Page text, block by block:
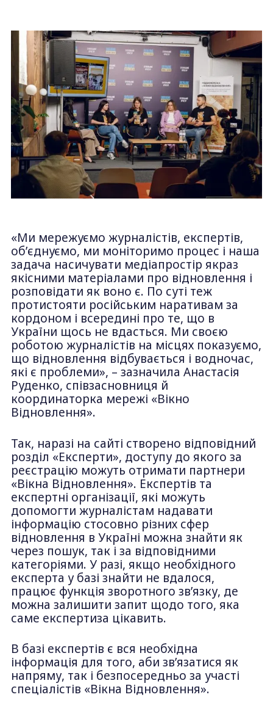
«Ми мережуємо журналістів, експертів,
обʼєднуємо, ми моніторимо процес і наша
задача насичувати медіапростір якраз
якісними матеріалами про відновлення і
розповідати як воно є. По суті теж
протистояти російським наративам за
кордоном і всередині про те, що в
України щось не вдасться. Ми своєю
роботою журналістів на місцях показуємо,
що відновлення відбувається і водночас,
які є проблеми», – зазначила Анастасія
Руденко, співзасновниця й
координаторка мережі «Вікно
Відновлення».
Так, наразі на сайті створено відповідний
розділ «Експерти», доступу до якого за
реєстрацію можуть отримати партнери
«Вікна Відновлення». Експертів та
експертні організації, які можуть
допомогти журналістам надавати
інформацію стосовно різних сфер
відновлення в Україні можна знайти як
через пошук, так і за відповідними
категоріями. У разі, якщо необхідного
експерта у базі знайти не вдалося,
працює функція зворотного звʼязку, де
можна залишити запит щодо того, яка
саме експертиза цікавить.
В базі експертів є вся необхідна
інформація для того, аби звʼязатися як
напряму, так і безпосередньо за участі
спеціалістів «Вікна Відновлення».